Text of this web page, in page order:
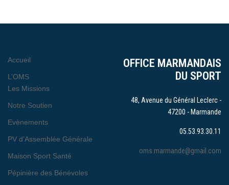
OFFICE MARMANDAIS
DU SPORT
48, Avenue du Général Leclerc -
47200 - Marmande
05.53.93.30.11
oms.marmande@gmail.com
Accueil
L’OMS
Les Missions
Notre Soutien
Evènements
PV d’Assemblée Générale
Maison Sport Santé
Pépinière des Bénévoles